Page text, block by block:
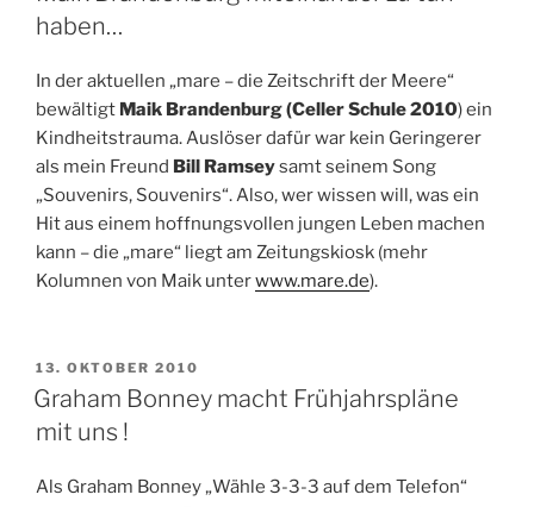
haben…
In der aktuellen „mare – die Zeitschrift der Meere“
bewältigt Maik Brandenburg (Celler Schule 2010) ein
Kindheitstrauma. Auslöser dafür war kein Geringerer
als mein Freund Bill Ramseysamt seinem Song
„Souvenirs, Souvenirs“. Also, wer wissen will, was ein
Hit aus einem hoffnungsvollen jungen Leben machen
kann – die „mare“ liegt am Zeitungskiosk (mehr
Kolumnen von Maik unterwww.mare.de).
VERÖFFENTLICHT
AM
13. OKTOBER 2010
Graham Bonney macht Frühjahrspläne
mit uns !
Als Graham Bonney „Wähle 3-3-3 auf dem Telefon“